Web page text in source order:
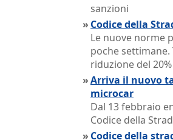
sanzioni
» Codice della
Le nuove norme
poche
riduzione del
»Arriva il nuovo
microcar
Dal 13 febbraio
Codice della
» Codice della